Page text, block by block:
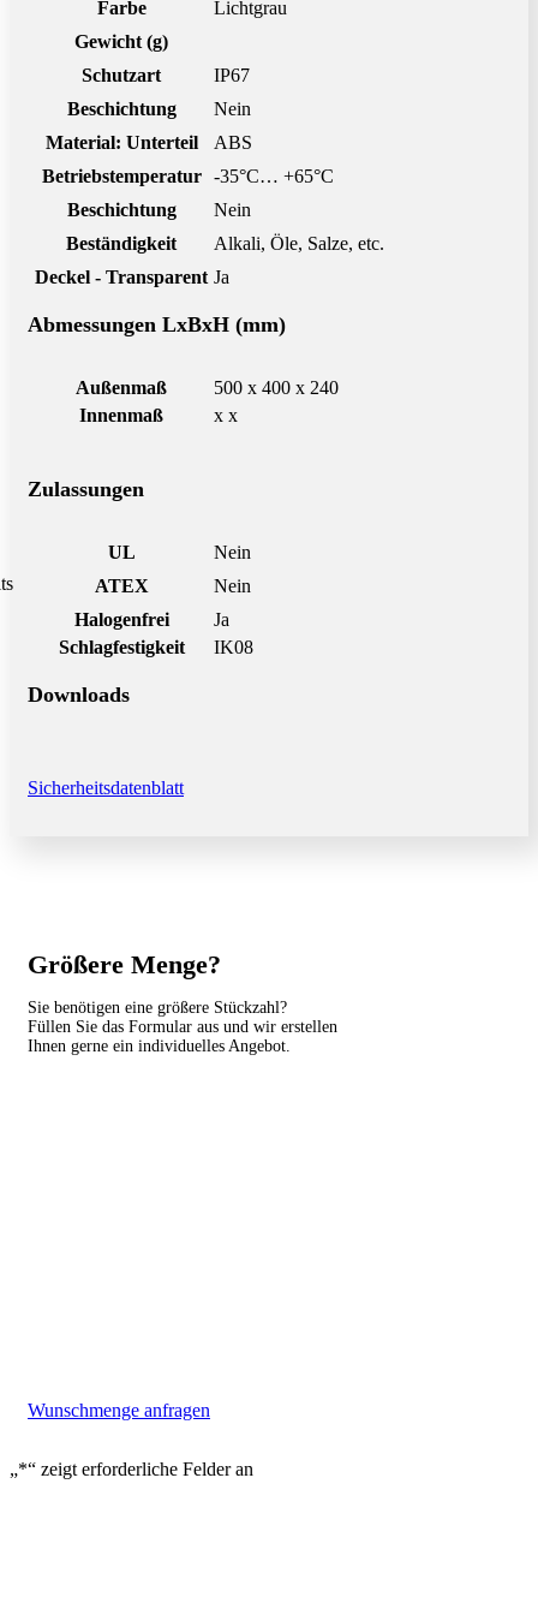
Farbe
Lichtgrau
Gewicht (g)
Schutzart
IP67
Beschichtung
Nein
Material: Unterteil
ABS
Betriebstemperatur
-35°C… +65°C
Beschichtung
Nein
Beständigkeit
Alkali, Öle, Salze, etc.
Deckel - Transparent Ja
Abmessungen LxBxH (mm)
Außenmaß
500 x 400 x 240
Innenmaß
x x
Zulassungen
UL
Nein
ATEX
Nein
Halogenfrei
Ja
Schlagfestigkeit
IK08
Downloads
Sicherheitsdatenblatt
Größere Menge?
Sie benötigen eine größere Stückzahl?
Füllen Sie das Formular aus und wir erstellen
Ihnen gerne ein individuelles Angebot.
Wunschmenge anfragen
„*“ zeigt erforderliche Felder an